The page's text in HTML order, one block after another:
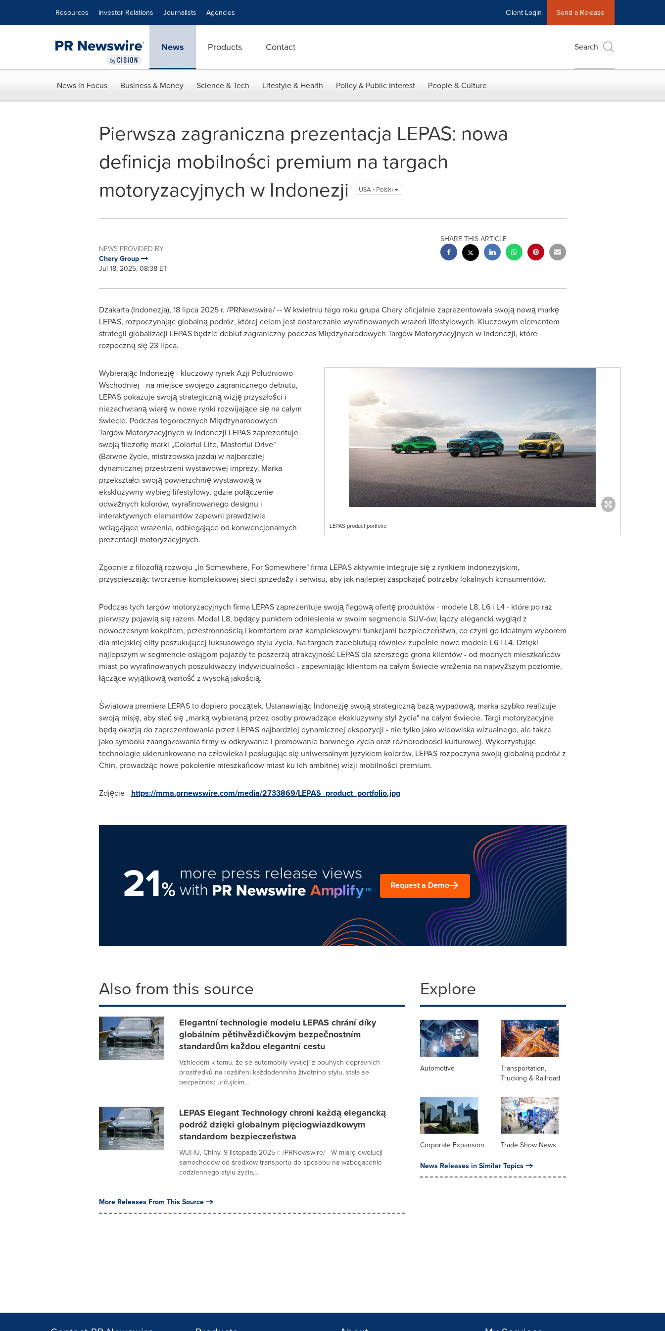
Resources Investor Relations Journalists Agencies Client Login Send a Release
News Products Contact Search
News in Focus Business & Money Science & Tech Lifestyle & Health Policy & Public Interest People & Culture
Pierwsza zagraniczna prezentacja LEPAS: nowa
definicja mobilności premium na targach
motoryzacyjnych w Indonezji
USA - Polski
NEWS PROVIDED BY
Chery Group
Jul 18, 2025, 08:38 ET
SHARE THIS ARTICLE
Dżakarta (Indonezja), 18 lipca 2025 r. /PRNewswire/ -- W kwietniu tego roku grupa Chery oficjalnie zaprezentowała swoją nową markę
LEPAS, rozpoczynając globalną podróż, której celem jest dostarczanie wyrafinowanych wrażeń lifestylowych. Kluczowym elementem
strategii globalizacji LEPAS będzie debiut zagraniczny podczas Międzynarodowych Targów Motoryzacyjnych w Indonezji, które
rozpoczną się 23 lipca.
LEPAS product portfolio
Wybierając Indonezję - kluczowy rynek Azji Południowo-
Wschodniej - na miejsce swojego zagranicznego debiutu,
LEPAS pokazuje swoją strategiczną wizję przyszłości i
niezachwianą wiarę w nowe rynki rozwijające się na całym
świecie. Podczas tegorocznych Międzynarodowych
Targów Motoryzacyjnych w Indonezji LEPAS zaprezentuje
swoją filozofię marki „Colorful Life, Masterful Drive"
(Barwne życie, mistrzowska jazda) w najbardziej
dynamicznej przestrzeni wystawowej imprezy. Marka
przekształci swoją powierzchnię wystawową w
ekskluzywny wybieg lifestylowy, gdzie połączenie
odważnych kolorów, wyrafinowanego designu i
interaktywnych elementów zapewni prawdziwie
wciągające wrażenia, odbiegające od konwencjonalnych
prezentacji motoryzacyjnych.
Zgodnie z filozofią rozwoju „In Somewhere, For Somewhere" firma LEPAS aktywnie integruje się z rynkiem indonezyjskim,
przyspieszając tworzenie kompleksowej sieci sprzedaży i serwisu, aby jak najlepiej zaspokajać potrzeby lokalnych konsumentów.
Podczas tych targów motoryzacyjnych firma LEPAS zaprezentuje swoją flagową ofertę produktów - modele L8, L6 i L4 - które po raz
pierwszy pojawią się razem. Model L8, będący punktem odniesienia w swoim segmencie SUV-ów, łączy elegancki wygląd z
nowoczesnym kokpitem, przestronnością i komfortem oraz kompleksowymi funkcjami bezpieczeństwa, co czyni go idealnym wyborem
dla miejskiej elity poszukującej luksusowego stylu życia. Na targach zadebiutują również zupełnie nowe modele L6 i L4. Dzięki
najlepszym w segmencie osiągom pojazdy te poszerzą atrakcyjność LEPAS dla szerszego grona klientów - od modnych mieszkańców
miast po wyrafinowanych poszukiwaczy indywidualności - zapewniając klientom na całym świecie wrażenia na najwyższym poziomie,
łączące wyjątkową wartość z wysoką jakością.
Światowa premiera LEPAS to dopiero początek. Ustanawiając Indonezję swoją strategiczną bazą wypadową, marka szybko realizuje
swoją misję, aby stać się „marką wybieraną przez osoby prowadzące ekskluzywny styl życia" na całym świecie. Targi motoryzacyjne
będą okazją do zaprezentowania przez LEPAS najbardziej dynamicznej ekspozycji - nie tylko jako widowiska wizualnego, ale także
jako symbolu zaangażowania firmy w odkrywanie i promowanie barwnego życia oraz różnorodności kulturowej. Wykorzystując
technologie ukierunkowane na człowieka i posługując się uniwersalnym językiem kolorów, LEPAS rozpoczyna swoją globalną podróż z
Chin, prowadząc nowe pokolenie mieszkańców miast ku ich ambitnej wizji mobilności premium.
Zdjęcie - https://mma.prnewswire.com/media/2733869/LEPAS_product_portfolio.jpg
21%
more press release views
with Request a Demo
Also from this source
Elegantní technologie modelu LEPAS chrání díky
globálním pětihvězdičkovým bezpečnostním
standardům každou elegantní cestu
Vzhledem k tomu, že se automobily vyvíjejí z pouhých dopravních
prostředků na rozšíření každodenního životního stylu, stala se
bezpečnost určujícím...
LEPAS Elegant Technology chroni każdą elegancką
podróż dzięki globalnym pięciogwiazdkowym
standardom bezpieczeństwa
WUHU, Chiny, 9 listopada 2025 r. /PRNewswire/ - W miarę ewolucji
samochodów od środków transportu do sposobu na wzbogacenie
codziennego stylu życia,...
More Releases From This Source
Explore
Automotive
Transportation,
Trucking & Railroad
Corporate Expansion Trade Show News
News Releases in Similar Topics